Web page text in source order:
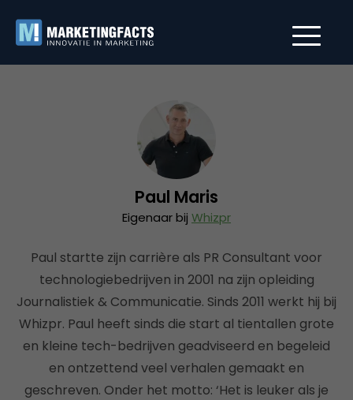
Paul Maris
Eigenaar bij Whizpr
Paul startte zijn carrière als PR Consultant voor
technologiebedrijven in 2001 na zijn opleiding
Journalistiek & Communicatie. Sinds 2011 werkt hij bij
Whizpr. Paul heeft sinds die start al tientallen grote
en kleine tech-bedrijven geadviseerd en begeleid
en ontzettend veel verhalen gemaakt en
geschreven. Onder het motto: ‘Het is leuker als je